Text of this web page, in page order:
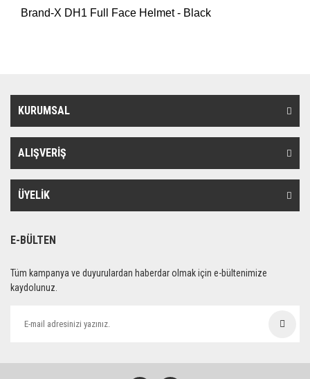
Brand-X DH1 Full Face Helmet - Black
KURUMSAL
ALIŞVERİŞ
ÜYELİK
E-BÜLTEN
Tüm kampanya ve duyurulardan haberdar olmak için e-bültenimize
kaydolunuz.